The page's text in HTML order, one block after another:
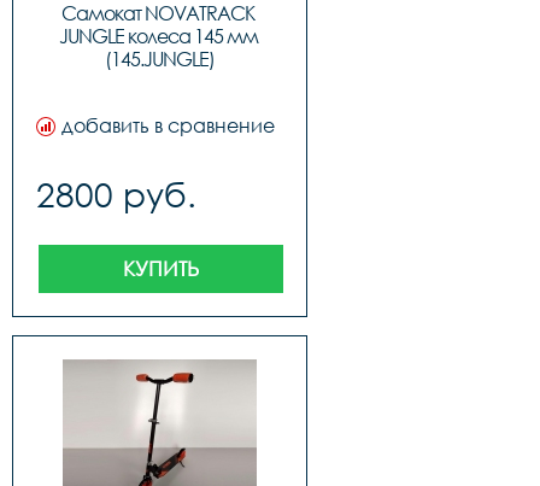
Самокат NOVATRACK
JUNGLE колеса 145 мм
(145.JUNGLE)
добавить в сравнение
2800 руб.
КУПИТЬ